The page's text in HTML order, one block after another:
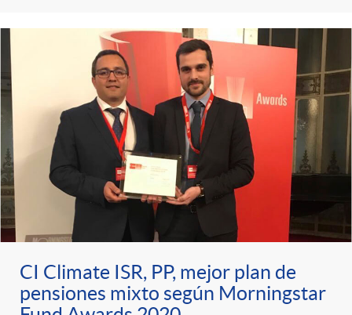
C
a
t
e
i
o
s
CI Climate ISR, PP, mejor plan de
pensiones mixto según Morningstar